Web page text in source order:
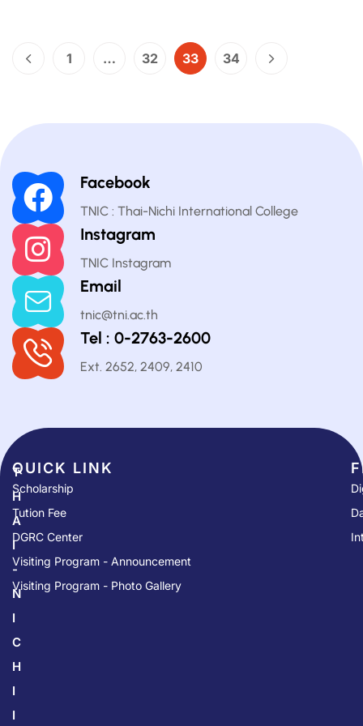
1 … 32 33 34
Facebook
TNIC : Thai-Nichi International College
Instagram
TNIC Instagram
Email
tnic@tni.ac.th
Tel : 0-2763-2600
Ext. 2652, 2409, 2410
T
H
A
I
-
N
I
C
H
I
I
QUICK LINK​
Scholarship
Tution Fee
DGRC Center
Visiting Program - Announcement
Visiting Program - Photo Gallery